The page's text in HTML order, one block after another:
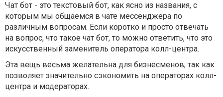
Чат бот - это текстовый бот, как ясно из названия, с
которым мы общаемся в чате мессенджера по
различным вопросам. Если коротко и просто отвечать
на вопрос, что такое чат бот, то можно ответить, что это
искусственный заменитель оператора колл-центра.
Эта вещь весьма желательна для бизнесменов, так как
позволяет значительно сэкономить на операторах колл-
центра и модераторах.